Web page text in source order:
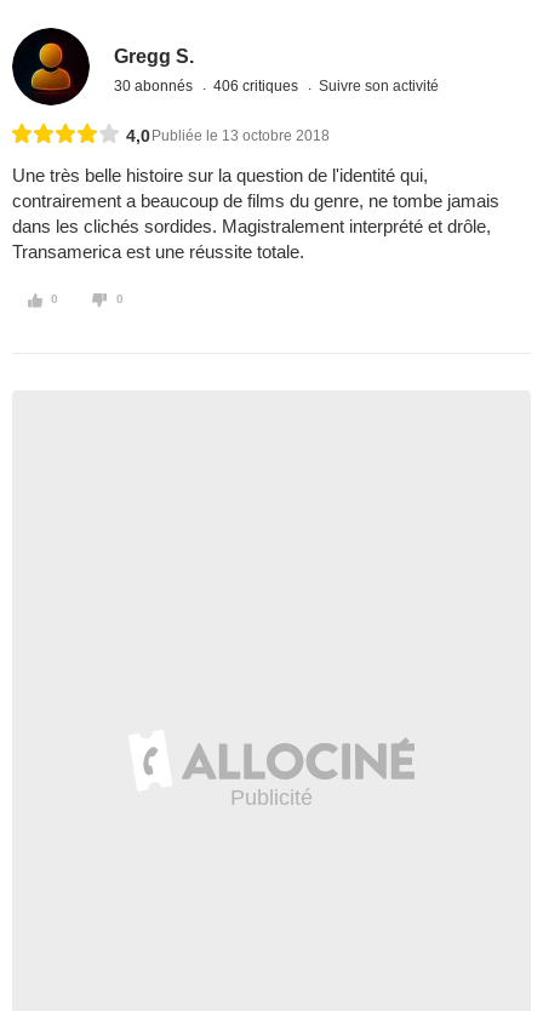
Gregg S.
30 abonnés 406 critiques Suivre son activité
4,0 Publiée le 13 octobre 2018
Une très belle histoire sur la question de l'identité qui,
contrairement a beaucoup de films du genre, ne tombe jamais
dans les clichés sordides. Magistralement interprété et drôle,
Transamerica est une réussite totale.
0 0